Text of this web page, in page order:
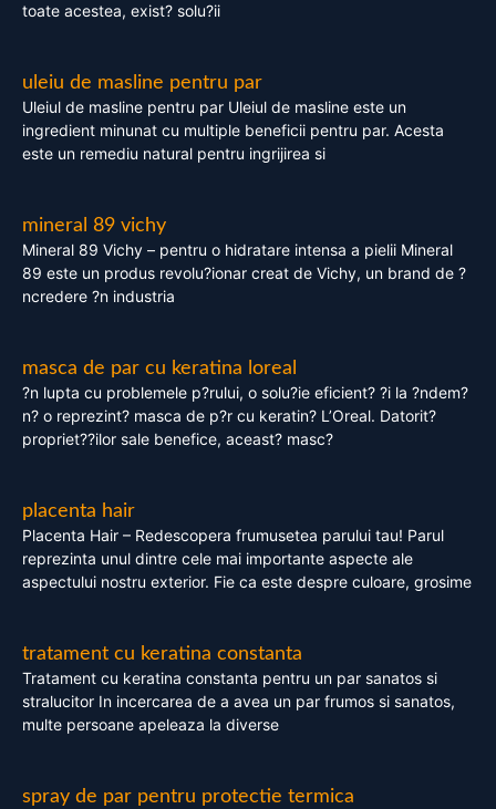
toate acestea, exist? solu?ii
uleiu de masline pentru par
Uleiul de masline pentru par Uleiul de masline este un
ingredient minunat cu multiple beneficii pentru par. Acesta
este un remediu natural pentru ingrijirea si
mineral 89 vichy
Mineral 89 Vichy – pentru o hidratare intensa a pielii Mineral
89 este un produs revolu?ionar creat de Vichy, un brand de ?
ncredere ?n industria
masca de par cu keratina loreal
?n lupta cu problemele p?rului, o solu?ie eficient? ?i la ?ndem?
n? o reprezint? masca de p?r cu keratin? L’Oreal. Datorit?
propriet??ilor sale benefice, aceast? masc?
placenta hair
Placenta Hair – Redescopera frumusetea parului tau! Parul
reprezinta unul dintre cele mai importante aspecte ale
aspectului nostru exterior. Fie ca este despre culoare, grosime
tratament cu keratina constanta
Tratament cu keratina constanta pentru un par sanatos si
stralucitor In incercarea de a avea un par frumos si sanatos,
multe persoane apeleaza la diverse
spray de par pentru protectie termica